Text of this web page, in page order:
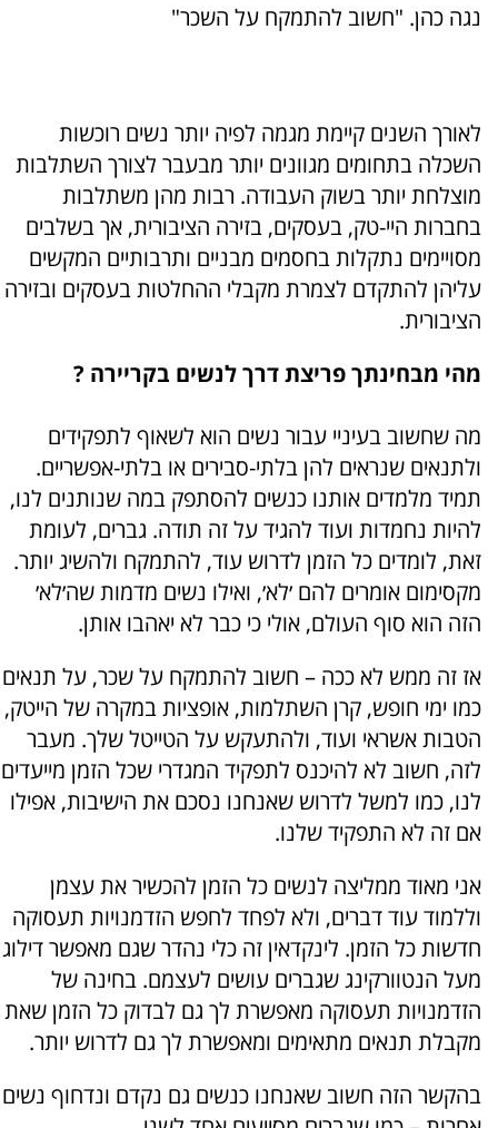
נגה כהן. "חשוב להתמקח על השכר"
לאורך השנים קיימת מגמה לפיה יותר נשים רוכשות
השכלה בתחומים מגוונים יותר מבעבר לצורך השתלבות
מוצלחת יותר בשוק העבודה. רבות מהן משתלבות
בחברות היי-טק, בעסקים, בזירה הציבורית, אך בשלבים
מסויימים נתקלות בחסמים מבניים ותרבותיים המקשים
עליהן להתקדם לצמרת מקבלי ההחלטות בעסקים ובזירה
הציבורית.
מהי מבחינתך פריצת דרך לנשים בקריירה ?
מה שחשוב בעיניי עבור נשים הוא לשאוף לתפקידים
ולתנאים שנראים להן בלתי-סבירים או בלתי-אפשריים.
תמיד מלמדים אותנו כנשים להסתפק במה שנותנים לנו,
להיות נחמדות ועוד להגיד על זה תודה. גברים, לעומת
זאת, לומדים כל הזמן לדרוש עוד, להתמקח ולהשיג יותר.
מקסימום אומרים להם ׳לא׳, ואילו נשים מדמות שה׳לא׳
הזה הוא סוף העולם, אולי כי כבר לא יאהבו אותן.
אז זה ממש לא ככה – חשוב להתמקח על שכר, על תנאים
כמו ימי חופש, קרן השתלמות, אופציות במקרה של הייטק,
הטבות אשראי ועוד, ולהתעקש על הטייטל שלך. מעבר
לזה, חשוב לא להיכנס לתפקיד המגדרי שכל הזמן מייעדים
לנו, כמו למשל לדרוש שאנחנו נסכם את הישיבות, אפילו
אם זה לא התפקיד שלנו.
אני מאוד ממליצה לנשים כל הזמן להכשיר את עצמן
וללמוד עוד דברים, ולא לפחד לחפש הזדמנויות תעסוקה
חדשות כל הזמן. לינקדאין זה כלי נהדר שגם מאפשר דילוג
מעל הנטוורקינג שגברים עושים לעצמם. בחינה של
הזדמנויות תעסוקה מאפשרת לך גם לבדוק כל הזמן שאת
מקבלת תנאים מתאימים ומאפשרת לך גם לדרוש יותר.
בהקשר הזה חשוב שאנחנו כנשים גם נקדם ונדחוף נשים